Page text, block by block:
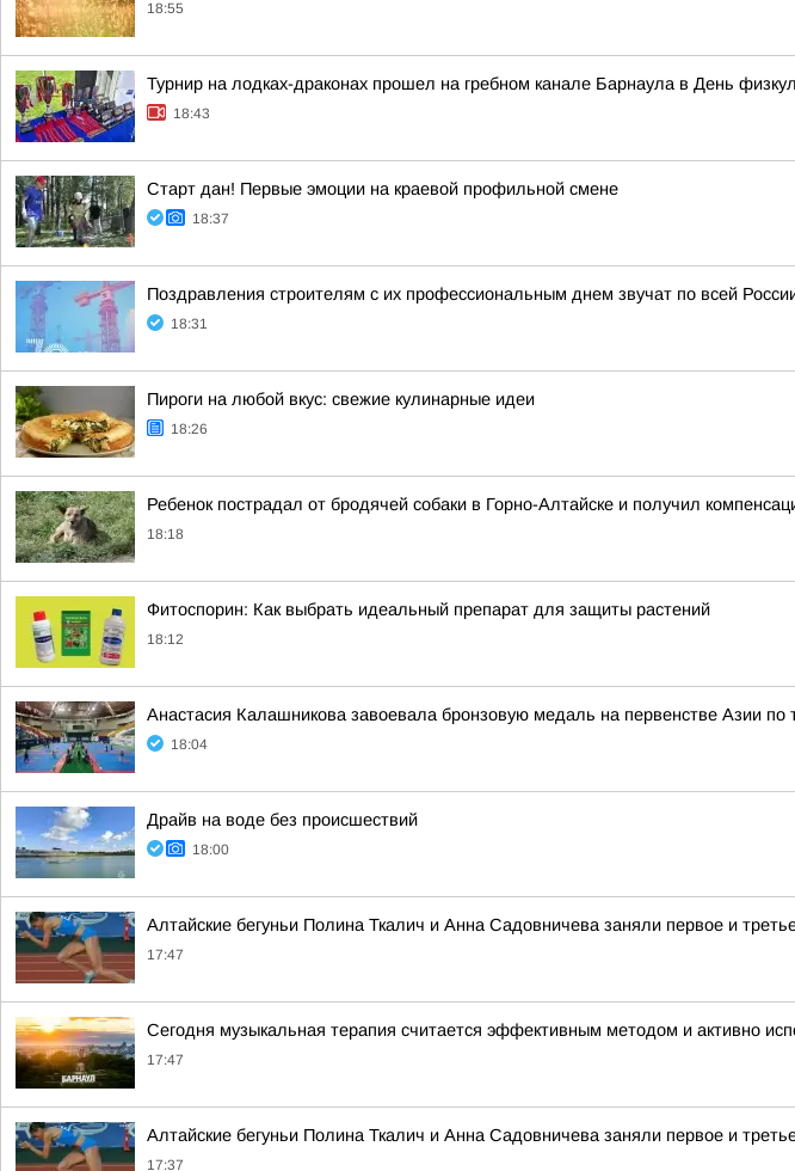
18:55
Турнир на лодках-драконах прошел на гребном канале Барнаула в День
18:43
Старт дан! Первые эмоции на краевой профильной смене
18:37
Поздравления строителям с их профессиональным днем звучат по всей
18:31
Пироги на любой вкус: свежие кулинарные идеи
18:26
Ребенок пострадал от бродячей собаки в Горно-Алтайске и получил
18:18
Фитоспорин: Как выбрать идеальный препарат для защиты растений
18:12
Анастасия Калашникова завоевала бронзовую медаль на первенстве Азии по
18:04
Драйв на воде без происшествий
18:00
Алтайские бегуньи Полина Ткалич и Анна Садовничева заняли первое и
17:47
Сегодня музыкальная терапия считается эффективным методом и активно
17:47
Алтайские бегуньи Полина Ткалич и Анна Садовничева заняли первое и
17:37